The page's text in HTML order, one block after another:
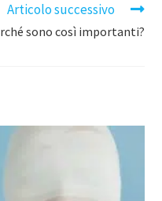
Articolo successivo
sono così importanti?